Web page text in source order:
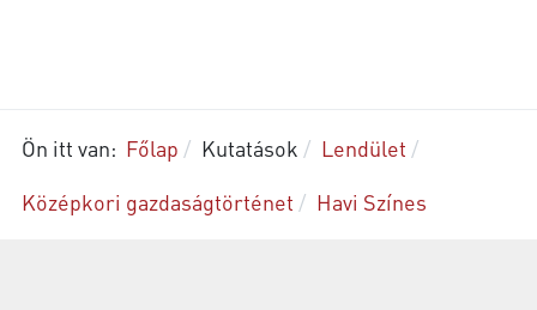
Ön itt van: Főlap Kutatások
Lendület
Középkori gazdaságtörténet
Havi Színes